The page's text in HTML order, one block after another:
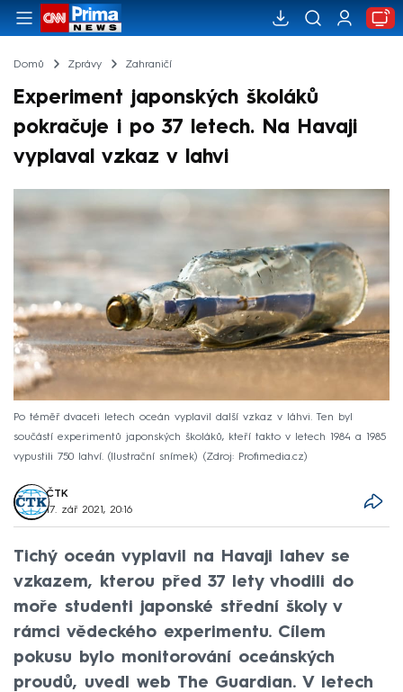
Domů Zprávy Zahraničí
Experiment japonských školáků
pokračuje i po 37 letech. Na Havaji
vyplaval vzkaz v lahvi
Po téměř dvaceti letech oceán vyplavil další vzkaz v láhvi. Ten byl
součástí experimentů japonských školáků, kteří takto v letech 1984 a 1985
vypustili 750 lahví. (Ilustrační snímek)
Zdroj: Profimedia.cz
ČTK
17. zář 2021, 20:16
Tichý oceán vyplavil na Havaji lahev se
vzkazem, kterou před 37 lety vhodili do
moře studenti japonské střední školy v
rámci vědeckého experimentu. Cílem
pokusu bylo monitorování oceánských
proudů, uvedl web The Guardian. V letech